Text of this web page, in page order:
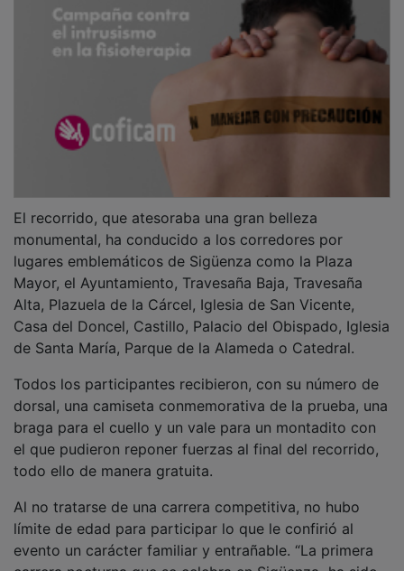
monumental, ha conducido a los corredores por
lugares emblemáticos de Sigüenza como la Plaza
Mayor, el Ayuntamiento, Travesaña Baja, Travesaña
Alta, Plazuela de la Cárcel, Iglesia de San Vicente,
Casa del Doncel, Castillo, Palacio del Obispado, Iglesia
de Santa María, Parque de la Alameda o Catedral.
dorsal, una camiseta conmemorativa de la prueba, una
braga para el cuello y un vale para un montadito con
el que pudieron reponer fuerzas al final del recorrido,
todo ello de manera gratuita.
límite de edad para participar lo que le confirió al
evento un carácter familiar y entrañable. “La primera
carrera nocturna que se celebra en Sigüenza ha sido